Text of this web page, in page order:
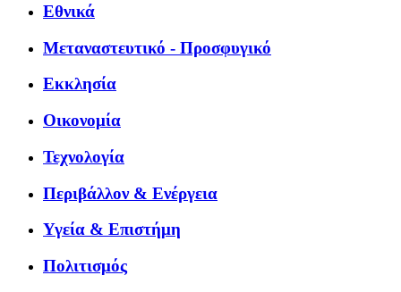
Εθνικά
Μεταναστευτικό - Προσφυγικό
Εκκλησία
Οικονομία
Τεχνολογία
Περιβάλλον & Ενέργεια
Υγεία & Επιστήμη
Πολιτισμός